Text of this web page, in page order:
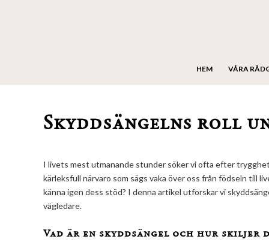
HEM VÅRA
Skyddsängelns roll
I livets mest utmanande stunder söker vi ofta efter
kärleksfull närvaro som sägs vaka över oss från födseln till
känna igen dess stöd? I denna artikel utforskar vi
vägledare.
Vad är en skyddsängel och hur skiljer